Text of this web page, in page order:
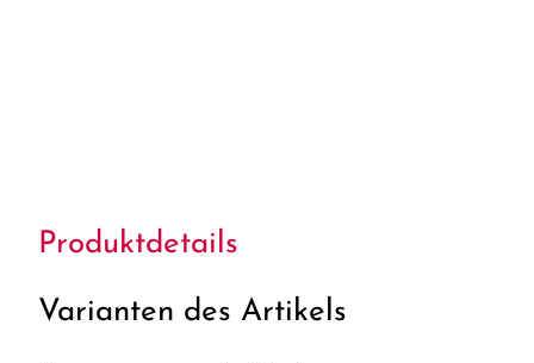
Produktdetails
Varianten des Artikels